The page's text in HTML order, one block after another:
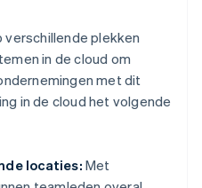
plekken
in de cloud om
met dit
in de cloud het volgende
locaties: Met